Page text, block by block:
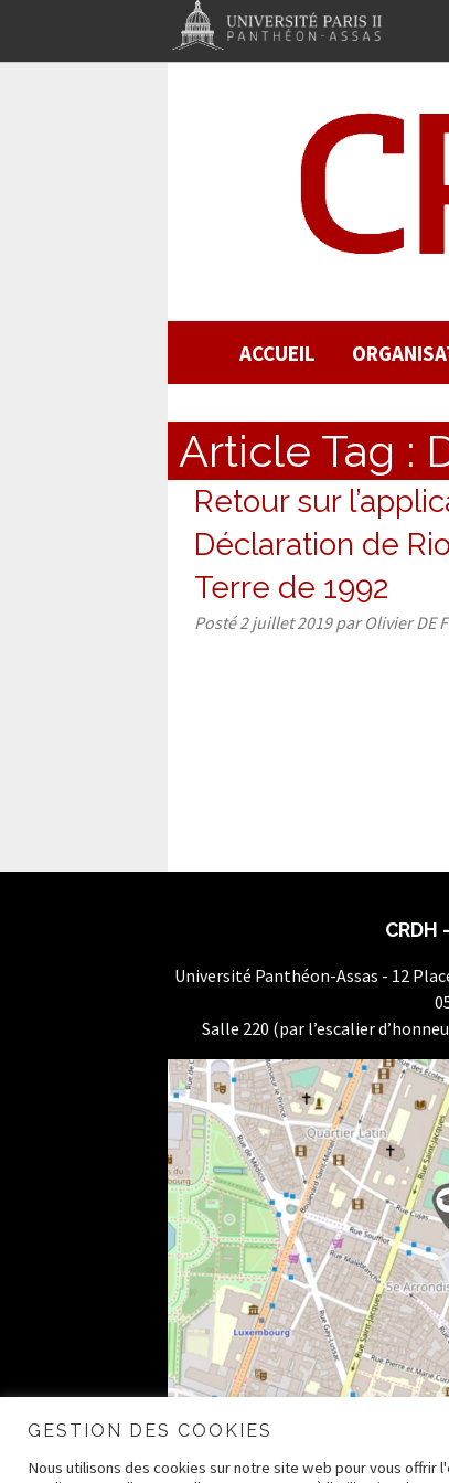
ACCUEIL
Article Tag :
Retour sur
Déclaration de
Terre de 1992
Posté2 juillet 2019 par Olivier DE
CRDH
Université Panthéon-Assas - 12
Salle 220 (par l’escalier
GESTION DES COOKIES
Nous utilisons des cookies sur notre site web pour vous